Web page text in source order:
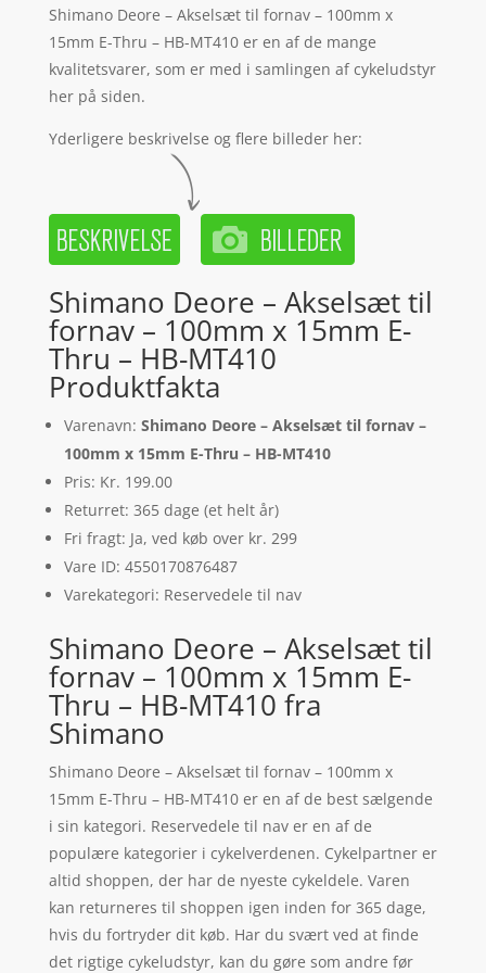
Shimano Deore – Akselsæt til fornav – 100mm x
15mm E-Thru – HB-MT410 er en af de mange
kvalitetsvarer, som er med i samlingen af cykeludstyr
her på siden.
Yderligere beskrivelse og flere billeder her:
Shimano Deore – Akselsæt til
fornav – 100mm x 15mm E-
Thru – HB-MT410
Produktfakta
Varenavn: Shimano Deore – Akselsæt til fornav –
100mm x 15mm E-Thru – HB-MT410
Pris: Kr. 199.00
Returret: 365 dage (et helt år)
Fri fragt: Ja, ved køb over kr. 299
Vare ID: 4550170876487
Varekategori: Reservedele til nav
Shimano Deore – Akselsæt til
fornav – 100mm x 15mm E-
Thru – HB-MT410 fra
Shimano
Shimano Deore – Akselsæt til fornav – 100mm x
15mm E-Thru – HB-MT410 er en af de best sælgende
i sin kategori. Reservedele til nav er en af de
populære kategorier i cykelverdenen. Cykelpartner er
altid shoppen, der har de nyeste cykeldele. Varen
kan returneres til shoppen igen inden for 365 dage,
hvis du fortryder dit køb. Har du svært ved at finde
det rigtige cykeludstyr, kan du gøre som andre før